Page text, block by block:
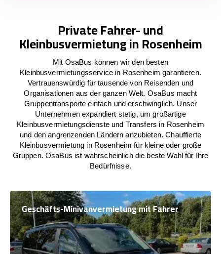
Private Fahrer- und
Kleinbusvermietung in Rosenheim
Mit OsaBus können wir den besten
Kleinbusvermietungsservice in Rosenheim garantieren.
Vertrauenswürdig für tausende von Reisenden und
Organisationen aus der ganzen Welt. OsaBus macht
Gruppentransporte einfach und erschwinglich. Unser
Unternehmen expandiert stetig, um großartige
Kleinbusvermietungsdienste und Transfers in Rosenheim
und den angrenzenden Ländern anzubieten. Chauffierte
Kleinbusvermietung in Rosenheim für kleine oder große
Gruppen. OsaBus ist wahrscheinlich die beste Wahl für Ihre
Bedürfnisse.
Geschäfts-Minivanvermietung mit Fahrer